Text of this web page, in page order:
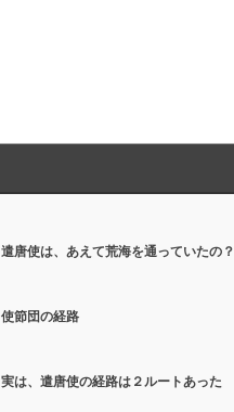
遣唐使は、あえて荒海を通っていたの？
使節団の経路
実は、遣唐使の経路は２ルートあった